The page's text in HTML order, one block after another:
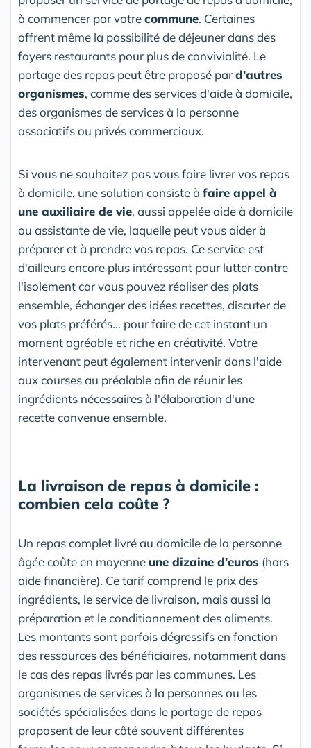
à commencer par votrecommune. Certaines
offrent même la possibilité de déjeuner dans des
foyers restaurants pour plus de convivialité. Le
portage des repas peut être proposé pard'autres
organismes, comme des services d'aide à domicile,
des organismes de services à la personne
associatifs ou privés commerciaux.
Si vous ne souhaitez pas vous faire livrer vos repas
à domicile, une solution consiste à faire appel à
une auxiliaire de vie, aussi appelée aide à domicile
ou assistante de vie, laquelle peut vous aider à
préparer et à prendre vos repas. Ce service est
d'ailleurs encore plus intéressant pour lutter contre
l'isolement car vous pouvez réaliser des plats
ensemble, échanger des idées recettes, discuter de
vos plats préférés... pour faire de cet instant un
moment agréable et riche en créativité. Votre
intervenant peut également intervenir dans l'aide
aux courses au préalable afin de réunir les
ingrédients nécessaires à l'élaboration d'une
recette convenue ensemble.
La livraison de repas à domicile :
combien cela coûte ?
Un repas complet livré au domicile de la personne
âgée coûte en moyenne une dizaine d'euros (hors
aide financière). Ce tarif comprend le prix des
ingrédients, le service de livraison, mais aussi la
préparation et le conditionnement des aliments.
Les montants sont parfois dégressifs en fonction
des ressources des bénéficiaires, notamment dans
le cas des repas livrés par les communes. Les
organismes de services à la personnes ou les
sociétés spécialisées dans le portage de repas
proposent de leur côté souvent différentes